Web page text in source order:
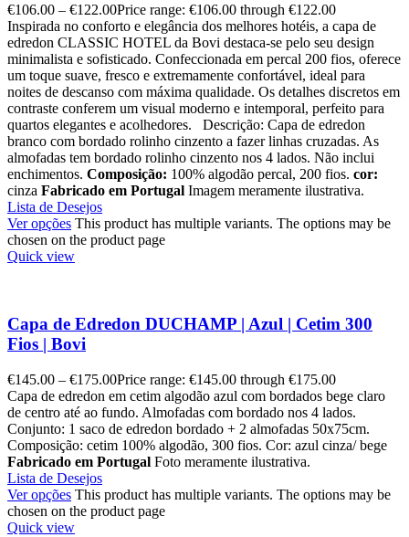
€106.00 – €122.00Price range: €106.00 through €122.00
Inspirada no conforto e elegância dos melhores hotéis, a capa de
edredon CLASSIC HOTEL da Bovi destaca-se pelo seu design
minimalista e sofisticado. Confeccionada em percal 200 fios, oferece
um toque suave, fresco e extremamente confortável, ideal para
noites de descanso com máxima qualidade. Os detalhes discretos em
contraste conferem um visual moderno e intemporal, perfeito para
quartos elegantes e acolhedores. Descrição: Capa de edredon
branco com bordado rolinho cinzento a fazer linhas cruzadas. As
almofadas tem bordado rolinho cinzento nos 4 lados. Não inclui
enchimentos. Composição: 100% algodão percal, 200 fios. cor:
cinza Fabricado em Portugal Imagem meramente ilustrativa.
Lista de Desejos
Ver opções This product has multiple variants. The options may be
chosen on the product page
Quick view
Capa de Edredon DUCHAMP | Azul | Cetim 300
Fios | Bovi
€145.00 – €175.00Price range: €145.00 through €175.00
Capa de edredon em cetim algodão azul com bordados bege claro
de centro até ao fundo. Almofadas com bordado nos 4 lados.
Conjunto: 1 saco de edredon bordado + 2 almofadas 50x75cm.
Composição: cetim 100% algodão, 300 fios. Cor: azul cinza/ bege
Fabricado em Portugal Foto meramente ilustrativa.
Lista de Desejos
Ver opções This product has multiple variants. The options may be
chosen on the product page
Quick view